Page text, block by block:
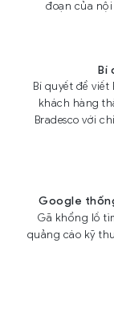
đoạn của
Bí
Bí quyết để
khách hàng
Bradesco với
Google
Gã khổng lồ
quảng cáo kỹ